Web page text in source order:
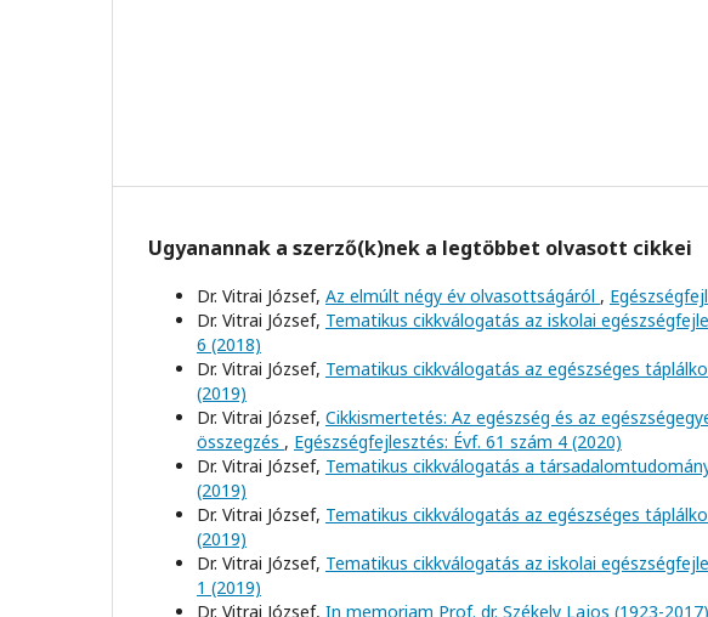
Ugyanannak a szerző(k)nek a legtöbbet olvasott cikkei
Dr. Vitrai József, Az elmúlt négy év olvasottságáról ,
Dr. Vitrai József, Tematikus cikkválogatás az iskolai
6 (2018)
Dr. Vitrai József, Tematikus cikkválogatás az egészséges
(2019)
Dr. Vitrai József, Cikkismertetés: Az egészség és az
összegzés , Egészségfejlesztés: Évf. 61 szám 4 (2020)
Dr. Vitrai József, Tematikus cikkválogatás a
(2019)
Dr. Vitrai József, Tematikus cikkválogatás az egészséges
(2019)
Dr. Vitrai József, Tematikus cikkválogatás az iskolai
1 (2019)
Dr. Vitrai József, In memoriam Prof. dr. Székely Lajos (1923-2017)